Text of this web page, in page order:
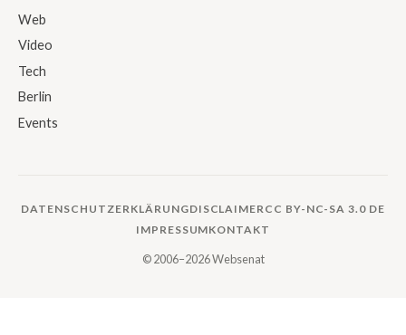
Web
Video
Tech
Berlin
Events
DATENSCHUTZERKLÄRUNGDISCLAIMER CC BY-NC-SA 3.0 DE
IMPRESSUMKONTAKT
© 2006–2026 Websenat